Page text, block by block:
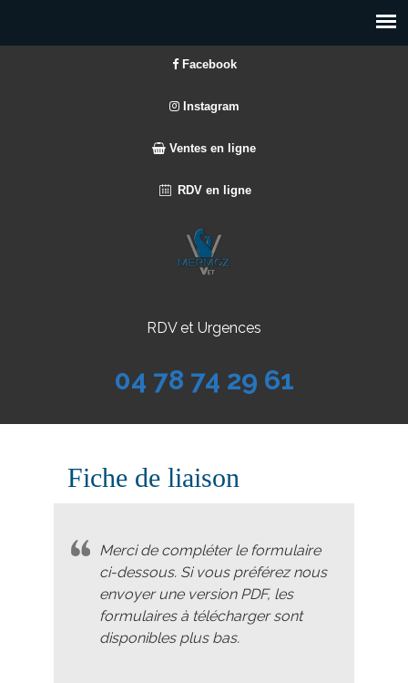
Facebook
Instagram
Ventes en ligne
RDV en ligne
RDV et Urgences
04 78 74 29 61
Fiche de liaison
Merci de compléter le formulaire
ci-dessous. Si vous préférez nous
envoyer une version PDF, les
formulaires à télécharger sont
disponibles plus bas.